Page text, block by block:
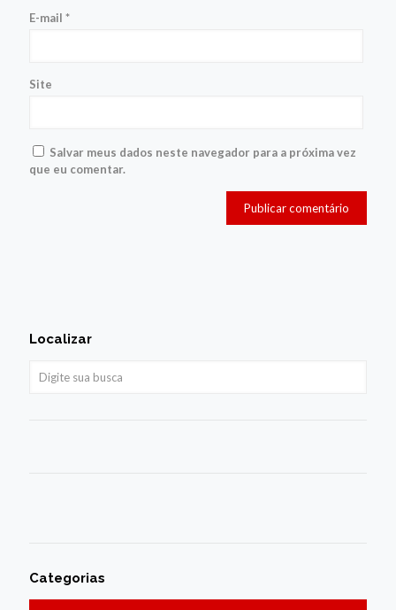
E-mail *
Site
Salvar meus dados neste navegador para a próxima vez
que eu comentar.
Localizar
Categorias